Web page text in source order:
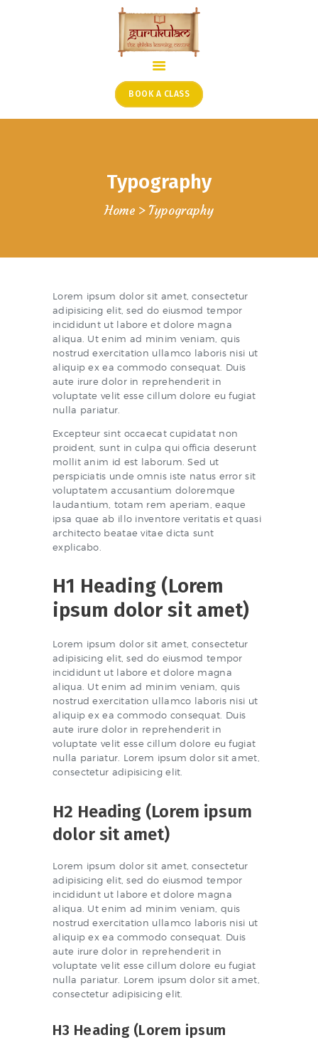
BOOK A CLASS
Typography
Home Typography
ONLINE SHLOKA SCHOOL
ARTICLES FROM THE
PODCAST SHOWS
PROJECTS
Lorem ipsum dolor sit amet, consectetur
adipisicing elit, sed do eiusmod tempor
incididunt ut labore et dolore magna
aliqua. Ut enim ad minim veniam, quis
nostrud exercitation ullamco laboris nisi ut
aliquip ex ea commodo consequat. Duis
aute irure dolor in reprehenderit in
voluptate velit esse cillum dolore eu fugiat
nulla pariatur.
Excepteur sint occaecat cupidatat non
proident, sunt in culpa qui officia deserunt
mollit anim id est laborum. Sed ut
perspiciatis unde omnis iste natus error sit
voluptatem accusantium doloremque
laudantium, totam rem aperiam, eaque
ipsa quae ab illo inventore veritatis et quasi
architecto beatae vitae dicta sunt
explicabo.
H1 Heading (Lorem
ipsum dolor sit amet)
Lorem ipsum dolor sit amet, consectetur
adipisicing elit, sed do eiusmod tempor
incididunt ut labore et dolore magna
aliqua. Ut enim ad minim veniam, quis
nostrud exercitation ullamco laboris nisi ut
aliquip ex ea commodo consequat. Duis
aute irure dolor in reprehenderit in
voluptate velit esse cillum dolore eu fugiat
nulla pariatur. Lorem ipsum dolor sit amet,
consectetur adipisicing elit.
H2 Heading (Lorem ipsum
dolor sit amet)
Lorem ipsum dolor sit amet, consectetur
adipisicing elit, sed do eiusmod tempor
incididunt ut labore et dolore magna
aliqua. Ut enim ad minim veniam, quis
nostrud exercitation ullamco laboris nisi ut
aliquip ex ea commodo consequat. Duis
aute irure dolor in reprehenderit in
voluptate velit esse cillum dolore eu fugiat
nulla pariatur. Lorem ipsum dolor sit amet,
consectetur adipisicing elit.
H3 Heading (Lorem ipsum